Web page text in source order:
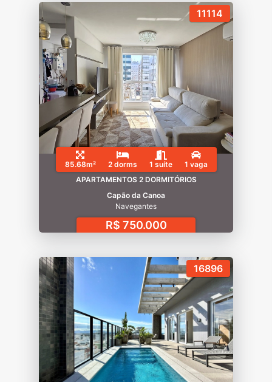
11114
85.68m² 2 dorms 1 suíte
1 vaga
APARTAMENTOS 2 DORMITÓRIOS
Capão da Canoa
Navegantes
R$ 750.000
16896